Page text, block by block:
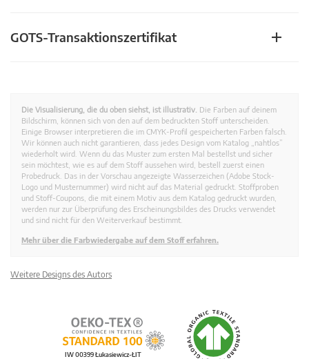
GOTS-Transaktionszertifikat
Die Visualisierung, die du oben siehst, ist illustrativ. Die Farben auf deinem
Bildschirm, können sich von den auf dem bedruckten Stoff unterscheiden.
Einige Browser interpretieren die im CMYK-Profil gespeicherten Farben falsch.
Wir können auch nicht garantieren, dass jedes Design vom Katalog „nahtlos”
wiederholt wird. Wenn du das Muster zum ersten Mal bestellst und sicher
sein möchtest, wie es auf dem Stoff aussehen wird, bestell zuerst einen
Probedruck. Das in der Vorschau angezeigte Wasserzeichen (Adobe Stock-
Logo und Musternummer) wird nicht auf das Material gedruckt. Stoffproben
und Stoff-Coupons, die mit einem Motiv aus dem Katalog gedruckt wurden,
werden nur zur Überprüfung des Erscheinungsbildes des Drucks verwendet
und sind nicht für den Weiterverkauf bestimmt.
Mehr über die Farbwiedergabe auf dem Stoff erfahren.
Weitere Designs des Autors
IW 00399 Łukasiewicz-ŁIT